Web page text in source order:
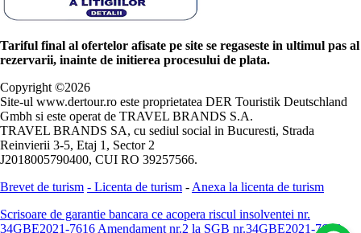
Tariful final al ofertelor afisate pe site se regaseste in ultimul pas al
rezervarii, inainte de initierea procesului de plata.
Copyright ©2026
Site-ul www.dertour.ro este proprietatea DER Touristik Deutschland
Gmbh si este operat de TRAVEL BRANDS S.A.
TRAVEL BRANDS SA, cu sediul social in Bucuresti, Strada
Reinvierii 3-5, Etaj 1, Sector 2
J2018005790400, CUI RO 39257566.
Brevet de turism - Licenta de turism - Anexa la licenta de turism
Scrisoare de garantie bancara ce acopera riscul insolventei nr.
34GBE2021-7616 Amendament nr.2 la SGB nr.34GBE2021-7616